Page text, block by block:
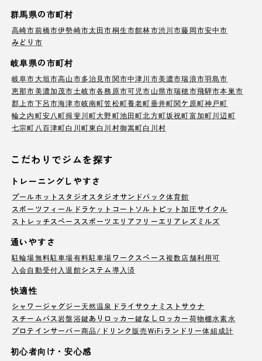
群馬県の市町村
高崎市前橋市伊勢崎市太田市桐生市館林市渋川市藤岡市安中市
みどり市
岐阜県の市町村
岐阜市大垣市高山市多治見市関市中津川市美濃市瑞浪市羽島市
恵那市美濃加茂市土岐市各務原市可児市山県市瑞穂市飛騨市本巣市
郡上市下呂市海津市岐南町笠松町養老町垂井町関ケ原町神戸町
輪之内町安八町揖斐川町大野町池田町北方町坂祝町富加町川辺町
七宗町 八百津町白川町東白川村御嵩町白川村
こだわりでジムを探す
トレーニングしやすさ
プールホットスタジオ スタジオサンドバック体育館
スポーツフィールド ラケットコート ソルトピット加圧サイクル
ストレッチスペース スポーツエリア フリーエリア レズミルズ
通いやすさ
駐輪場無料駐車場有料駐車場ワークスペース複数店舗利用可
入会自動受付 入退館システム導入済
快適性
シャワージャグジー天然温泉 ドライサウナ ミストサウナ
スチームバス岩盤浴鍵ありロッカー鍵なしロッカー荷物棚水素水
プロテインサーバー商品/ドリンク販売WiFi ランドリー体組成計
初心者向け・安心感